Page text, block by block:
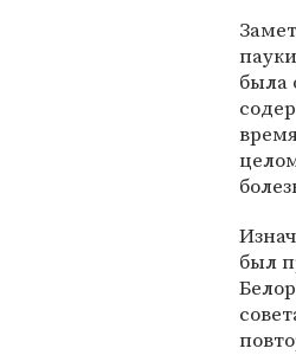
была
был